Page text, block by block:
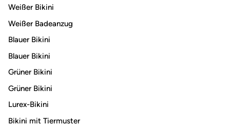
Weißer Bikini
Weißer Badeanzug
Blauer Bikini
Blauer Bikini
Grüner Bikini
Grüner Bikini
Lurex-Bikini
Bikini mit Tiermuster